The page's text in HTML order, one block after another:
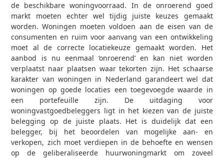
de beschikbare woningvoorraad. In de onroerend goed
markt moeten echter wel tijdig juiste keuzes gemaakt
worden. Woningen moeten voldoen aan de eisen van de
consumenten en ruim voor aanvang van een ontwikkeling
moet al de correcte locatiekeuze gemaakt worden. Het
aanbod is nu eenmaal ‘onroerend’ en kan niet worden
verplaatst naar plaatsen waar tekorten zijn. Het schaarse
karakter van woningen in Nederland garandeert wel dat
woningen op goede locaties een toegevoegde waarde in
een portefeuille zijn. De uitdaging voor
woningvastgoedbeleggers ligt in het kiezen van de juiste
belegging op de juiste plaats. Het is duidelijk dat een
belegger, bij het beoordelen van mogelijke aan- en
verkopen, zich moet verdiepen in de behoefte en wensen
op de geliberaliseerde huurwoningmarkt om zoveel